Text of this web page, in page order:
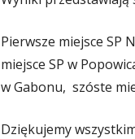
Pierwsze miejsce SP
miejsce SP w
w Gabonu, szóste
Dziękujemy